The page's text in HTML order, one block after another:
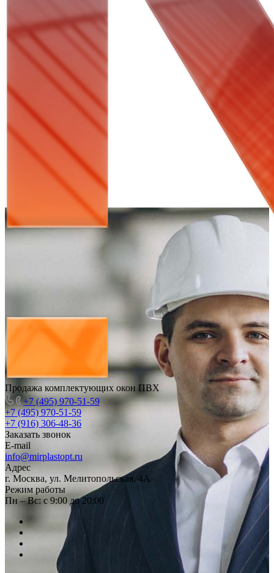
Продажа комплектующих окон ПВХ
+7 (495) 970-51-59
+7 (495) 970-51-59
+7 (916) 306-48-36
Заказать звонок
E-mail
info@mirplastopt.ru
Адрес
г. Москва, ул. Мелитопольская, 4А
Режим работы
Пн – Вс: с 9:00 до 20:00